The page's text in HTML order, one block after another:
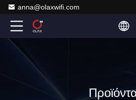
anna@olaxwifi.com